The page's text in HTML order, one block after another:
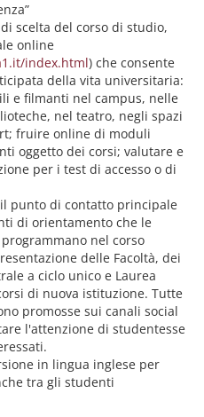
scelta del corso di studio,
online
index.html) che consente
della vita universitaria:
e filmanti nel campus, nelle
nel teatro, negli spazi
fruire online di moduli
oggetto dei corsi; valutare e
per i test di accesso o di
punto di contatto principale
di orientamento che le
nel corso
delle Facoltà, dei
a ciclo unico e Laurea
di nuova istituzione. Tutte
promosse sui canali social
l'attenzione di studentesse
in lingua inglese per
tra gli studenti